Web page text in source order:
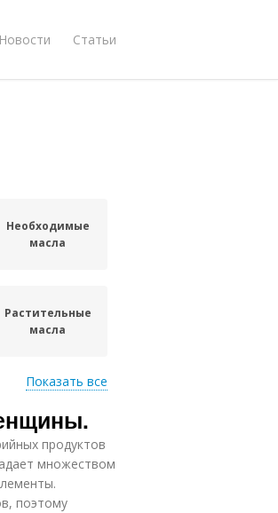
Новости Статьи
Необходимые
масла
Растительные
масла
Показать все
продуктов
множеством
поэтому